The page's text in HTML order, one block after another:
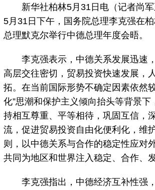
新华社柏林5月31日电（记者尚军
5月31日下午，国务院总理李克强在
总理默克尔举行中德总理年度会晤。
李克强表示，中德关系发展迅速
高层交往密切，贸易投资快速发展，
拓。在当前国际形势不确定因素依然
化”思潮和保护主义倾向抬头等背景下
持相互尊重、平等相待，巩固互信，
流，促进贸易投资自由化便利化，维
则，以中德关系与合作的稳定性应对
共同为地区和世界注入稳定、合作、
李克强指出，中德经济互补性强，